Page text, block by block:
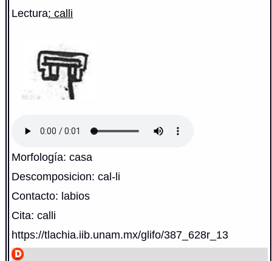
Lectura: calli
Morfología: casa
Descomposicion: cal-li
Contacto: labios
Cita: calli
https://tlachia.iib.unam.mx/glifo/387_628r_13